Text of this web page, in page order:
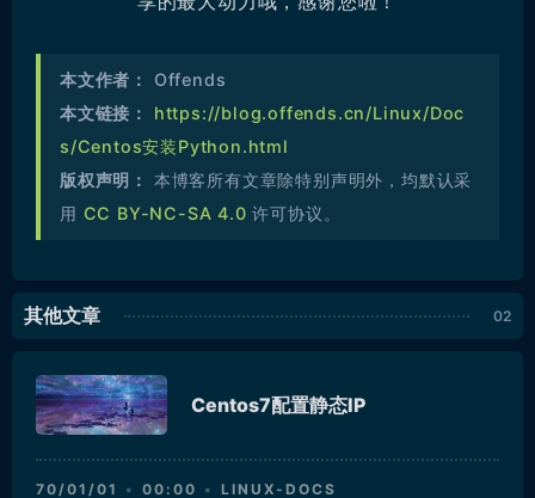
本文作者：
Offends
本文链接：
https://blog.offends.cn/Linux/Doc
s/Centos安装Python.html
版权声明：
本博客所有文章除特别声明外，均默认采
用 CC BY-NC-SA 4.0 许可协议。
其他文章
Centos7配置静态IP
70/01/01 00:00 LINUX-DOCS